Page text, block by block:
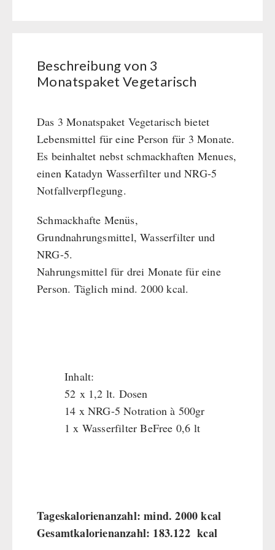
Ersatzteile Wasserfilter
Hygiene
TECHNIK
Getreidemühlen / Kornquetsche
Notkocher 71
Licht
Solargeräte
Kurbelgeräte / Radio / Funk
Atemschutz / ABC Schutzanzug
Gamma-Scout Geigerzähler
Armee-Material / Sicherheit
Feuerhand
SONSTIGES
BEHÖRDEN / GRUPPENVERSORGUNG
Trinkwasser
Frühstück
Suppen
Hauptmahlzeiten
Dessert
Beschreibung von 3
Monatspaket Vegetarisch
Das 3 Monatspaket Vegetarisch bietet
Lebensmittel für eine Person für 3 Monate.
Es beinhaltet nebst schmackhaften Menues,
einen Katadyn Wasserfilter und NRG-5
Notfallverpflegung.
Schmackhafte Menüs,
Grundnahrungsmittel, Wasserfilter und
NRG-5.
Nahrungsmittel für drei Monate für eine
Person. Täglich mind. 2000 kcal.
Inhalt:
52 x 1,2 lt. Dosen
14 x NRG-5 Notration à 500gr
1 x Wasserfilter BeFree 0,6 lt
Tageskalorienanzahl: mind. 2000 kcal
Gesamtkalorienanzahl: 183.122 kcal